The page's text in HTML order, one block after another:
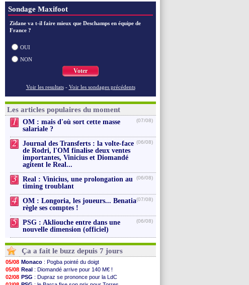
Sondage Maxifoot
Zidane va t-il faire mieux que Deschamps en équipe de
France ?
OUI
NON
Voter
Voir les resultats - Voir les sondages précédents
Les articles populaires du moment
1
OM : mais d'où sort cette masse
salariale ?
(07/08)
2
Journal des Transferts : la volte-face
de Rodri, l'OM finalise deux ventes
importantes, Vinicius et Diomandé
agitent le Real...
(06/08)
3
Real : Vinicius, une prolongation au
timing troublant
(06/08)
4
OM : Longoria, les joueurs... Benatia
règle ses comptes !
(07/08)
5
PSG : Akliouche entre dans une
nouvelle dimension (officiel)
(06/08)
Ça a fait le buzz depuis 7 jours
05/08 Monaco : Pogba pointé du doigt
05/08 Real : Diomandé arrive pour 140 M€ !
02/08 PSG : Dupraz se prononce pour la LdC